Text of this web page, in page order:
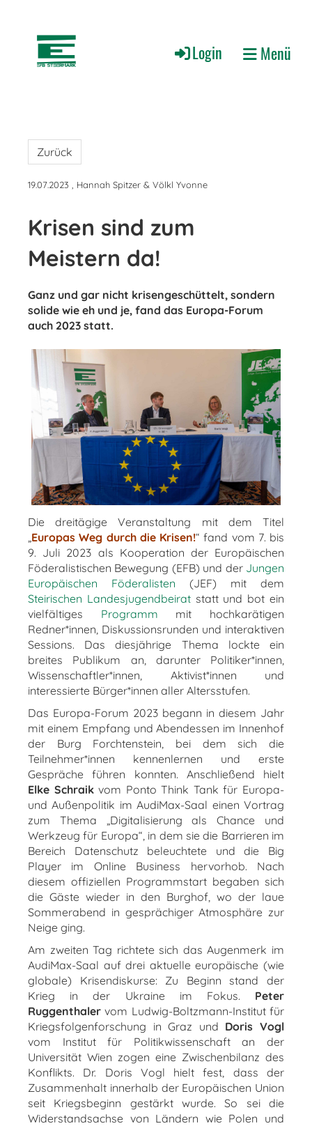
Login Menü
Zurück
19.07.2023 , Hannah Spitzer & Völkl Yvonne
Krisen sind zum
Meistern da!
Ganz und gar nicht krisengeschüttelt, sondern
solide wie eh und je, fand das Europa-Forum
auch 2023 statt.
Die dreitägige Veranstaltung mit dem Titel
„Europas Weg durch die Krisen!“ fand vom 7. bis
9. Juli 2023 als Kooperation der Europäischen
Föderalistischen Bewegung (EFB) und der Jungen
Europäischen Föderalisten (JEF) mit dem
Steirischen Landesjugendbeiratstatt und bot ein
vielfältiges Programm mit hochkarätigen
Redner*innen, Diskussionsrunden und interaktiven
Sessions. Das diesjährige Thema lockte ein
breites Publikum an, darunter Politiker*innen,
Wissenschaftler*innen, Aktivist*innen und
interessierte Bürger*innen aller Altersstufen.
Das Europa-Forum 2023 begann in diesem Jahr
mit einem Empfang und Abendessen im Innenhof
der Burg Forchtenstein, bei dem sich die
Teilnehmer*innen kennenlernen und erste
Gespräche führen konnten. Anschließend hielt
Elke Schraikvom Ponto Think Tank für Europa-
und Außenpolitik im AudiMax-Saal einen Vortrag
zum Thema „Digitalisierung als Chance und
Werkzeug für Europa“, in dem sie die Barrieren im
Bereich Datenschutz beleuchtete und die Big
Player im Online Business hervorhob. Nach
diesem offiziellen Programmstart begaben sich
die Gäste wieder in den Burghof, wo der laue
Sommerabend in gesprächiger Atmosphäre zur
Neige ging.
Am zweiten Tag richtete sich das Augenmerk im
AudiMax-Saal auf drei aktuelle europäische (wie
globale) Krisendiskurse: Zu Beginn stand der
Krieg in der Ukraine im Fokus. Peter
Ruggenthaler vom Ludwig-Boltzmann-Institut für
Kriegsfolgenforschung in Graz und Doris Vogl
vom Institut für Politikwissenschaft an der
Universität Wien zogen eine Zwischenbilanz des
Konflikts. Dr. Doris Vogl hielt fest, dass der
Zusammenhalt innerhalb der Europäischen Union
seit Kriegsbeginn gestärkt wurde. So sei die
Widerstandsachse von Ländern wie Polen und